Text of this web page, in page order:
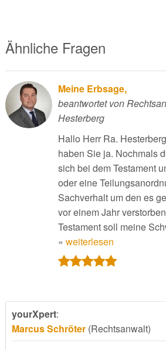
Ähnliche Fragen
Meine Erbsage,
beantwortet von
Hesterberg
Hallo Herr Ra.
haben Sie ja. Nochmals
sich bei dem Testament
oder eine
Sachverhalt um den es
vor einem Jahr
Testament soll meine
» weiterlesen
yourXpert:
Marcus Schröter(Rechtsanwalt)